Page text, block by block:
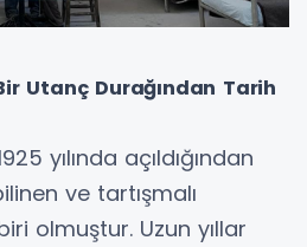
Utanç Durağından Tarih
yılında açıldığından
ve tartışmalı
olmuştur. Uzun yıllar